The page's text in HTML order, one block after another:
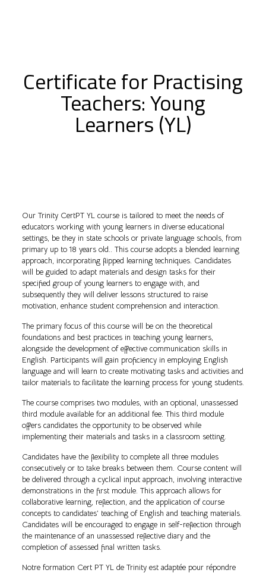
Certificate for Practising
Teachers: Young
Learners (YL)
Our Trinity CertPT YL course is tailored to meet the needs of
educators working with young learners in diverse educational
settings, be they in state schools or private language schools, from
primary up to 18 years old.. This course adopts a blended learning
approach, incorporating flipped learning techniques. Candidates
will be guided to adapt materials and design tasks for their
specified group of young learners to engage with, and
subsequently they will deliver lessons structured to raise
motivation, enhance student comprehension and interaction.
The primary focus of this course will be on the theoretical
foundations and best practices in teaching young learners,
alongside the development of effective communication skills in
English. Participants will gain proficiency in employing English
language and will learn to create motivating tasks and activities and
tailor materials to facilitate the learning process for young students.
The course comprises two modules, with an optional, unassessed
third module available for an additional fee. This third module
offers candidates the opportunity to be observed while
implementing their materials and tasks in a classroom setting.
Candidates have the flexibility to complete all three modules
consecutively or to take breaks between them. Course content will
be delivered through a cyclical input approach, involving interactive
demonstrations in the first module. This approach allows for
collaborative learning, reflection, and the application of course
concepts to candidates’ teaching of English and teaching materials.
Candidates will be encouraged to engage in self-reflection through
the maintenance of an unassessed reflective diary and the
completion of assessed final written tasks.
Notre formation Cert PT YL de Trinity est adaptée pour répondre